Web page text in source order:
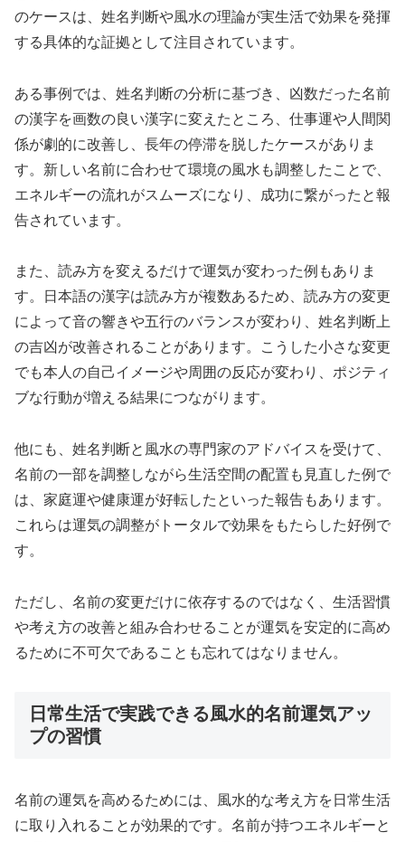
のケースは、姓名判断や風水の理論が実生活で効果を発揮
する具体的な証拠として注目されています。
ある事例では、姓名判断の分析に基づき、凶数だった名前
の漢字を画数の良い漢字に変えたところ、仕事運や人間関
係が劇的に改善し、長年の停滞を脱したケースがありま
す。新しい名前に合わせて環境の風水も調整したことで、
エネルギーの流れがスムーズになり、成功に繋がったと報
告されています。
また、読み方を変えるだけで運気が変わった例もありま
す。日本語の漢字は読み方が複数あるため、読み方の変更
によって音の響きや五行のバランスが変わり、姓名判断上
の吉凶が改善されることがあります。こうした小さな変更
でも本人の自己イメージや周囲の反応が変わり、ポジティ
ブな行動が増える結果につながります。
他にも、姓名判断と風水の専門家のアドバイスを受けて、
名前の一部を調整しながら生活空間の配置も見直した例で
は、家庭運や健康運が好転したといった報告もあります。
これらは運気の調整がトータルで効果をもたらした好例で
す。
ただし、名前の変更だけに依存するのではなく、生活習慣
や考え方の改善と組み合わせることが運気を安定的に高め
るために不可欠であることも忘れてはなりません。
日常生活で実践できる風水的名前運気アッ
プの習慣
名前の運気を高めるためには、風水的な考え方を日常生活
に取り入れることが効果的です。名前が持つエネルギーと